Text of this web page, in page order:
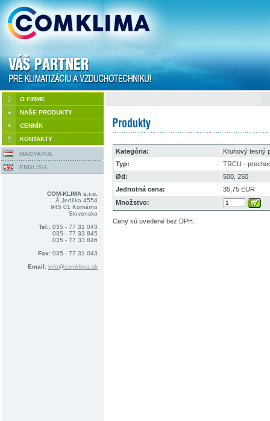
O FIRME
NAŠE PRODUKTY
CENNÍK
KONTAKTY
MAGYARUL
ENGLISH
COM-KLIMA s.r.o.
Á.Jedlíka 4554
945 01 Komárno
Slovensko
Tel.: 035 - 77 31 043
035 - 77 33 845
035 - 77 33 846
Fax: 035 - 77 31 043
Email: info@comklima.sk
Kategória:
Kruhový tesný
Typ:
TRCU -
Ød:
500, 250
Jednotná cena:
35,75 EUR
Množstvo:
Ceny sú uvedené bez DPH.